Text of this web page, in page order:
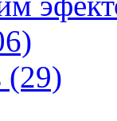
(29)